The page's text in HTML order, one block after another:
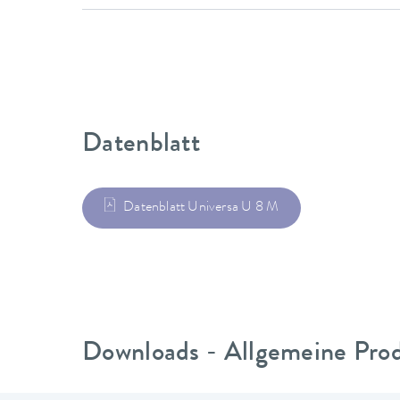
Datenblatt
Datenblatt Universa U 8 M
Downloads - Allgemeine